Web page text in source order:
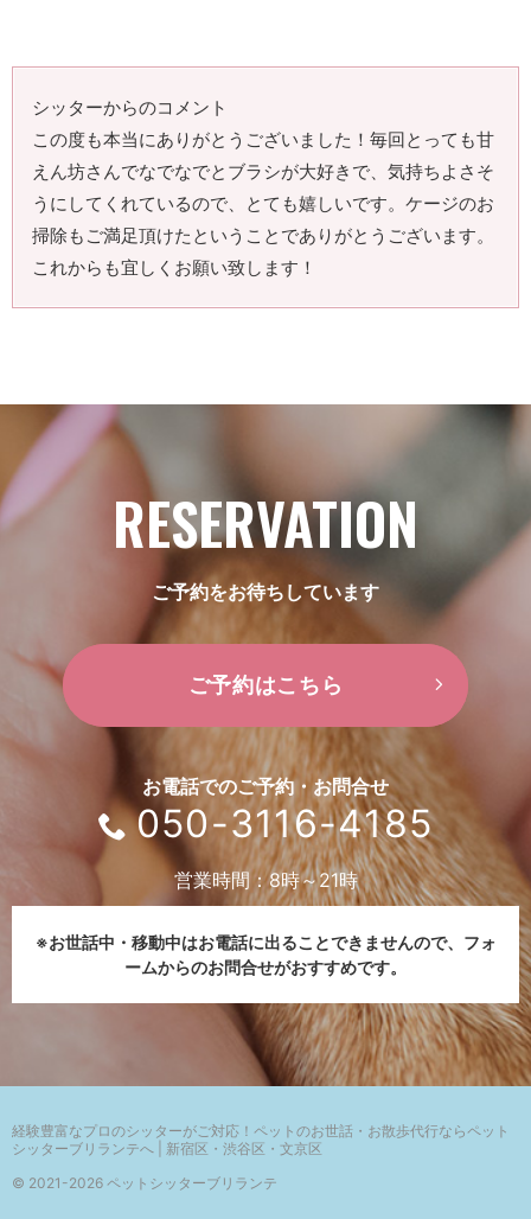
シッターからのコメント
この度も本当にありがとうございました！毎回とっても甘
えん坊さんでなでなでとブラシが大好きで、気持ちよさそ
うにしてくれているので、とても嬉しいです。ケージのお
掃除もご満足頂けたということでありがとうございます。
これからも宜しくお願い致します！
RESERVATION
ご予約をお待ちしています
ご予約はこちら
お電話でのご予約・お問合せ
050-3116-4185
営業時間：8時～21時
※お世話中・移動中はお電話に出ることできませんので、 フォ
ームからのお問合せがおすすめです。
© 2021-2026 ペットシッターブリランテ
経験豊富なプロのシッターがご対応！ ペットのお世話・お散歩代行ならペット
シッターブリランテへ | 新宿区・渋谷区・文京区